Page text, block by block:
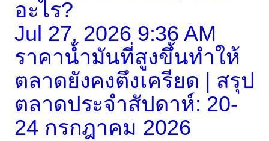
อะไร?
Jul 27, 2026 9:36 AM
ราคาน้ำมันที่สูงขึ้นทำให้
ตลาดยังคงตึงเครียด | สรุป
ตลาดประจำสัปดาห์: 20-
24 กรกฎาคม 2026